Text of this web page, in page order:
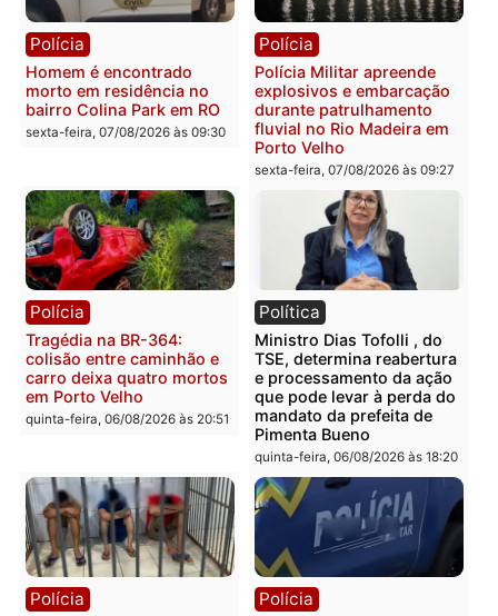
Polícia
mercúrio escondidos em
estepe em Porto Velho
sexta-feira, 07/08/2026 às 09:38
Polícia
Polícia Civil deflagra
operação contra facção
criminosa que atacava
provedores de internet
Rondônia
sexta-feira, 07/08/2026 às
Polícia
morto em residência no
bairro Colina Park em RO
sexta-feira, 07/08/2026 às 09:30
Polícia
Polícia Militar apreende
explosivos e
durante patrulhamento
fluvial no Rio Madeira em
Porto Velho
sexta-feira, 07/08/2026 às